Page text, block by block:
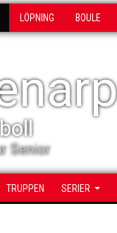
LÖPNING BOULE
Senior
TRUPPEN SERIER